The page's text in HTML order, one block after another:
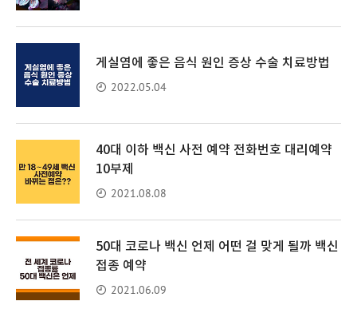
게실염에 좋은 음식 원인 증상 수술 치료방법
2022.05.04
40대 이하 백신 사전 예약 전화번호 대리예약
10부제
2021.08.08
50대 코로나 백신 언제 어떤 걸 맞게 될까 백신
접종 예약
2021.06.09